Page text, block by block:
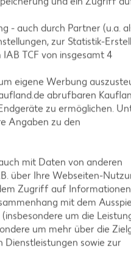
garniert
- auch durch Partner (u.a.
zur Statistik-
TCF von insgesamt4
eigene Werbung
abrufbaren
zu ermöglichen.
Angaben zu den
mit Daten von anderen
über Ihre Webseiten-
Zugriff auf
mit dem
um die
um mehr über die
Dienstleistungen sowie zur